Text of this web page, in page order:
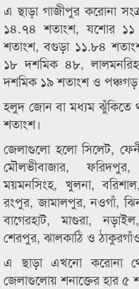
এ ছাড়া গাজীপুর করোনা
১৪.৭৪ শতাংশ, যশোর ১১
শতাংশ, বগুড়া ১১.৮৪
১৮ দশমিক ৪৮,
দশমিক ১৯ শতাংশ ও
হলুদ জোন বা মধ্যম ঝুঁকিতে
শতাংশ।
জেলাগুলো হলো সিলেট,
মৌলভীবাজার,
ময়মনসিংহ, খুলনা,
রংপুর, জামালপুর, নওগাঁ,
বাগেরহাট, মাগুরা,
শেরপুর, ঝালকাঠি ও
এ ছাড়া এখনো করোনা
জেলাগুলোয় শনাক্তের হার ৫